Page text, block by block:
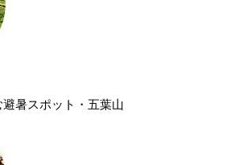
暑スポット・五葉山